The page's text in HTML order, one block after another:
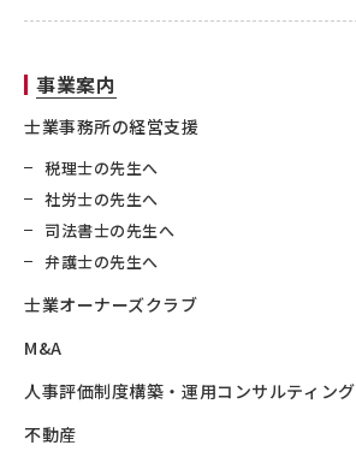
事業案内
士業事務所の経営支援
税理士の先生へ
社労士の先生へ
司法書士の先生へ
弁護士の先生へ
士業オーナーズクラブ
M&A
人事評価制度構築・運用コンサルティング
不動産